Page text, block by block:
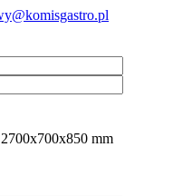
mm